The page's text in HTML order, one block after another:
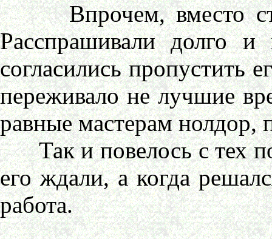
Впрочем, вместо
Расспрашивали долго
согласились пропустить
переживало не лучшие
равные мастерам нолдор,
Так и повелось с тех
его ждали, а когда
работа.